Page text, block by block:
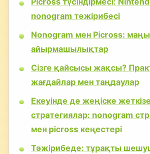
nonogram тәжірибесі
Nonogram мен Picross:
айырмашылықтар
Сізге қайсысы жақсы?
жағдайлар мен таңдаулар
Екеуінде де жеңіске
стратегиялар: nonogram
мен picross кеңестері
Тәжірибеде: тұрақты